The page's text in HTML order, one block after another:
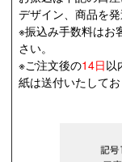
デザイン、商品を発
※振込み手数料はお
さい。
※ご注文後の14日以
紙は送付いたしてお